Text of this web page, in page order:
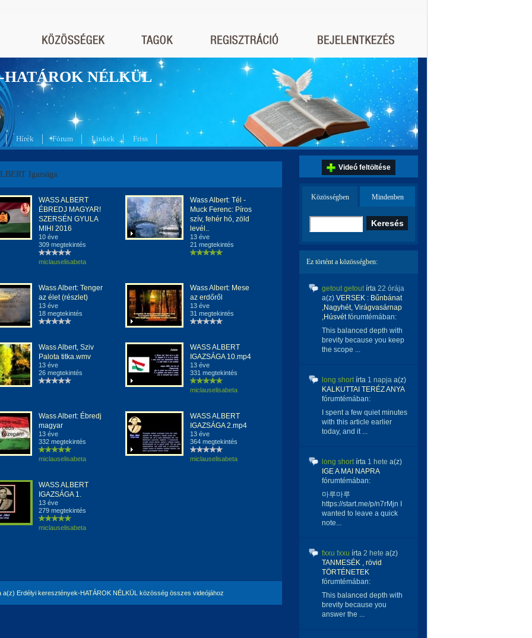
HATÁROK NÉLKÜL
Hírek Fórum Linkek Friss
Igazsága
WASS ALBERT
ÉBREDJ MAGYAR!
SZERSÉN GYULA
MIHI 2016
10 éve
309 megtekintés
miclauselisabeta
Wass Albert: Tél -
Muck Ferenc: Píros
szív, fehér hó, zöld
levél..
13 éve
21 megtekintés
Wass Albert: Tenger
az élet (részlet)
13 éve
18 megtekintés
Wass Albert: Mese
az erdőről
13 éve
31 megtekintés
Wass Albert, Sziv
Palota titka.wmv
13 éve
26 megtekintés
WASS ALBERT
IGAZSÁGA 10.mp4
13 éve
331 megtekintés
miclauselisabeta
Wass Albert: Ébredj
magyar
13 éve
332 megtekintés
miclauselisabeta
WASS ALBERT
IGAZSÁGA 2.mp4
13 éve
364 megtekintés
miclauselisabeta
WASS ALBERT
IGAZSÁGA 1.
13 éve
279 megtekintés
miclauselisabeta
a(z) Erdélyi keresztények-HATÁROK NÉLKÜL közösség összes videójához
Videó feltöltése
Közösségben Mindenben
Ez történt a közösségben:
getout getoutírta 22 órája
a(z) VERSEK : Bűnbánat
,Nagyhét, Virágvasárnap
,Húsvétfórumtémában:
This balanced depth with
brevity because you keep
the scope ...
long shortírta 1 napja a(z)
KALKUTTAI TERÉZ ANYA
fórumtémában:
I spent a few quiet minutes
with this article earlier
today, and it ...
long shortírta 1 hete a(z)
IGE A MAI NAPRA
fórumtémában:
마루마루
https://start.me/p/n7rMjn I
wanted to leave a quick
note...
fxxu fxxu írta 2 hete a(z)
TANMESÉK , rövid
TÖRTÉNETEK
fórumtémában:
This balanced depth with
brevity because you
answer the ...